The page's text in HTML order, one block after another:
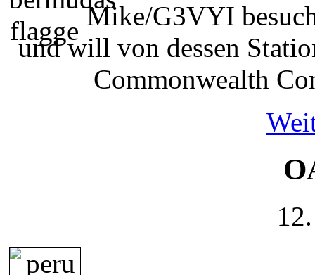
Mike/G3VYI
und will von dessen
Commonwealth